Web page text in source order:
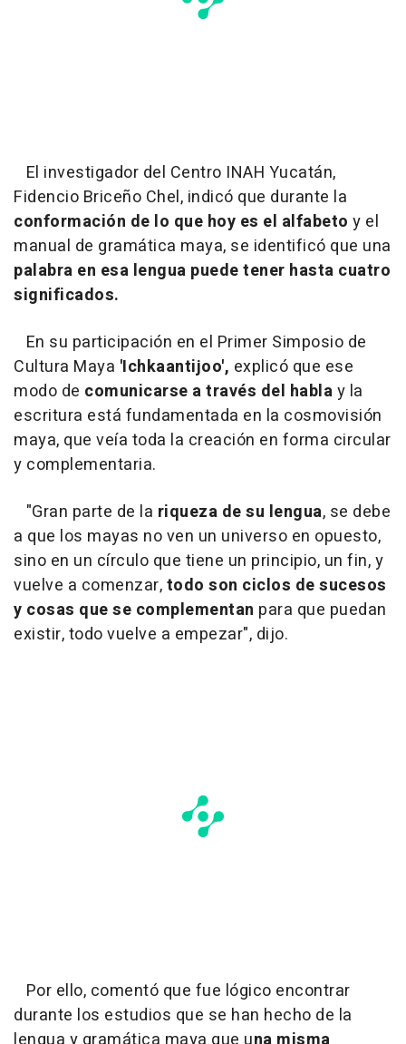
El investigador del Centro INAH Yucatán,
Fidencio Briceño Chel, indicó que durante la
conformación de lo que hoy es el alfabeto y el
manual de gramática maya, se identificó que una
palabra en esa lengua puede tener hasta cuatro
significados.
En su participación en el Primer Simposio de
Cultura Maya 'Ichkaantijoo', explicó que ese
modo de comunicarse a través del hablay la
escritura está fundamentada en la cosmovisión
maya, que veía toda la creación en forma circular
y complementaria.
"Gran parte de la riqueza de su lengua, se debe
a que los mayas no ven un universo en opuesto,
sino en un círculo que tiene un principio, un fin, y
vuelve a comenzar,todo son ciclos de sucesos
y cosas que se complementan para que puedan
existir, todo vuelve a empezar", dijo.
Por ello, comentó que fue lógico encontrar
durante los estudios que se han hecho de la